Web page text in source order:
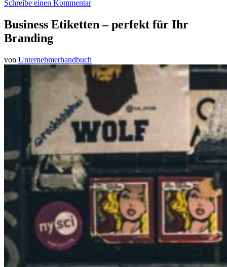
Schreibe einen Kommentar
Business Etiketten – perfekt für Ihr
Branding
von Unternehmerhandbuch